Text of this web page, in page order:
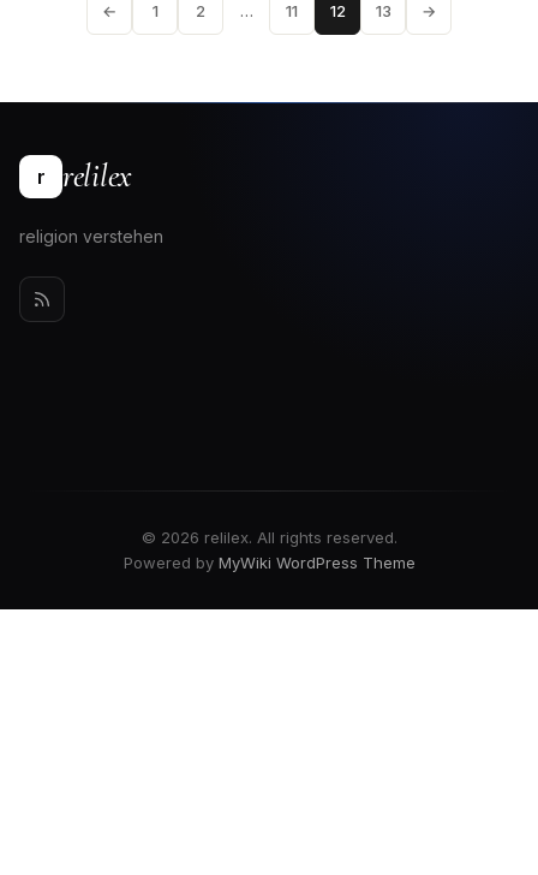
← 1 2 … 11 12 13 →
r relilex
religion verstehen
© 2026 relilex. All rights reserved.
Powered by MyWiki WordPress Theme